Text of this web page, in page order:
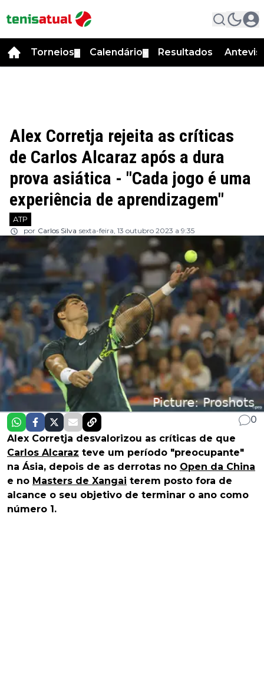
Torneios Calendário Resultados
Alex Corretja rejeita as críticas
de Carlos Alcaraz após a dura
prova asiática - "Cada jogo é uma
experiência de aprendizagem"
ATP
por Carlos Silva sexta-feira, 13 outubro 2023 a 9:35
0
Alex Corretja desvalorizou as críticas de que
Carlos Alcaraz teve um período "preocupante"
na Ásia, depois de as derrotas no Open da China
e no Masters de Xangai terem posto fora de
alcance o seu objetivo de terminar o ano como
número 1.